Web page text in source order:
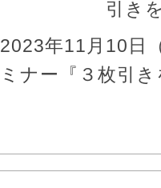
2023年11月10日
ミナー『３枚引